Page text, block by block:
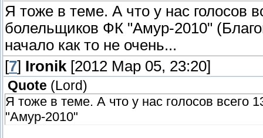
Я тоже в теме. А что у нас голосов
болельщиков ФК "Амур-2010"
начало как то не очень...
[7] Ironik [2012 Мар 05, 23:20]
Quote ( Lord)
Я тоже в теме. А что у нас голосов
"Амур-2010"